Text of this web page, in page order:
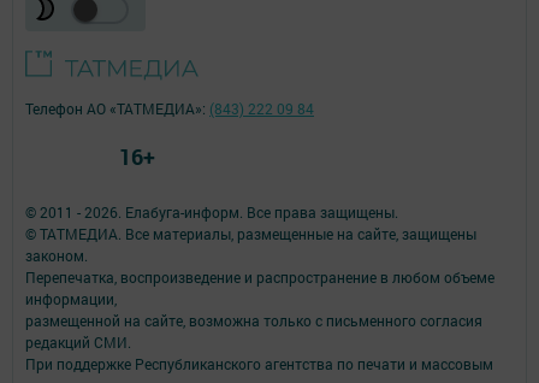
© 2011 - 2026. Елабуга-информ. Все права защищены.
© ТАТМЕДИА. Все материалы, размещенные на сайте, защищены
законом.
Перепечатка, воспроизведение и распространение в любом объеме
информации,
размещенной на сайте, возможна только с письменного согласия
редакций СМИ.
При поддержке Республиканского агентства по печати и массовым
Телефон АО «ТАТМЕДИА»: (843) 222 09 84
16+